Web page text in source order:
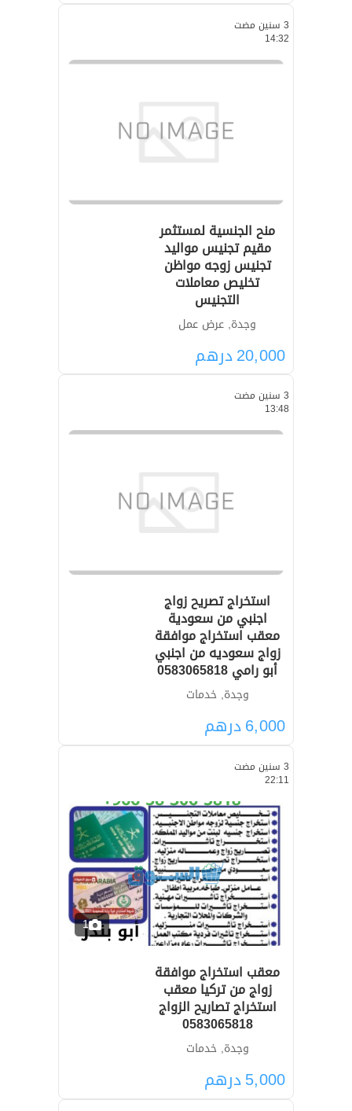
3 سنين مضت
14:32
منح الجنسية لمستثمر
مقيم تجنيس مواليد
تجنيس زوجه مواظن
تخليص معاملات
التجنيس
وجدة, عرض عمل
20,000درهم
3 سنين مضت
13:48
استخراج تصريح زواج
اجنبي من سعودية
معقب استخراج موافقة
زواج سعوديه من اجنبي
أبو رامي 0583065818
وجدة, خدمات
6,000درهم
3 سنين مضت
22:11
1
معقب استخراج موافقة
زواج من تركيا معقب
استخراج تصاريح الزواج
0583065818
وجدة, خدمات
5,000درهم